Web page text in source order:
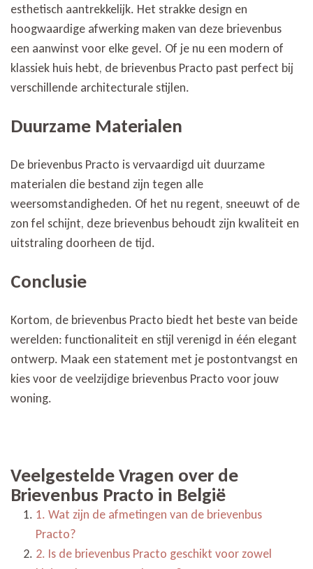
esthetisch aantrekkelijk. Het strakke design en
hoogwaardige afwerking maken van deze brievenbus
een aanwinst voor elke gevel. Of je nu een modern of
klassiek huis hebt, de brievenbus Practo past perfect bij
verschillende architecturale stijlen.
Duurzame Materialen
De brievenbus Practo is vervaardigd uit duurzame
materialen die bestand zijn tegen alle
weersomstandigheden. Of het nu regent, sneeuwt of de
zon fel schijnt, deze brievenbus behoudt zijn kwaliteit en
uitstraling doorheen de tijd.
Conclusie
Kortom, de brievenbus Practo biedt het beste van beide
werelden: functionaliteit en stijl verenigd in één elegant
ontwerp. Maak een statement met je postontvangst en
kies voor de veelzijdige brievenbus Practo voor jouw
woning.
Veelgestelde Vragen over de
Brievenbus Practo in België
1. Wat zijn de afmetingen van de brievenbus
Practo?
2. Is de brievenbus Practo geschikt voor zowel